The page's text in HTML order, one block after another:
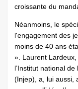
croissante du
Néanmoins, le
l'engagement des
moins de 40 ans
». Laurent
l’Institut national
(Injep), a, lui aussi,